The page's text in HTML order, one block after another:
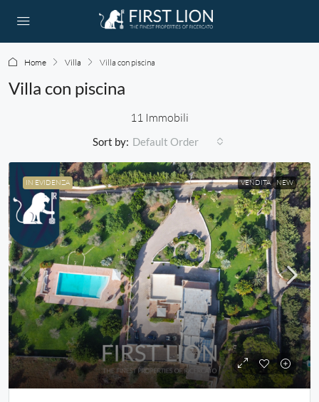
Home Villa Villa con piscina
Villa con piscina
11 Immobili
Sort by: Default Order
IN EVIDENZA VENDITA NEW